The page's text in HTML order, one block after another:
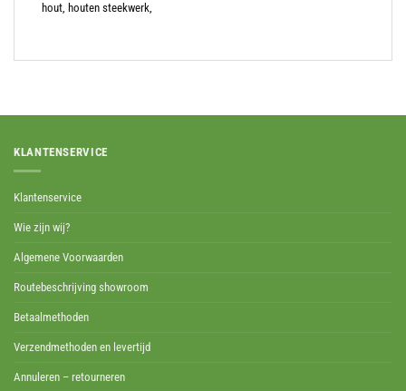
hout, houten steekwerk,
KLANTENSERVICE
Klantenservice
Wie zijn wij?
Algemene Voorwaarden
Routebeschrijving showroom
Betaalmethoden
Verzendmethoden en levertijd
Annuleren – retourneren